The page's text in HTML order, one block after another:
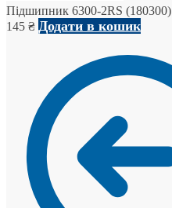
Підшипник 6300-2RS (180300)
145 ₴ Додати в кошик